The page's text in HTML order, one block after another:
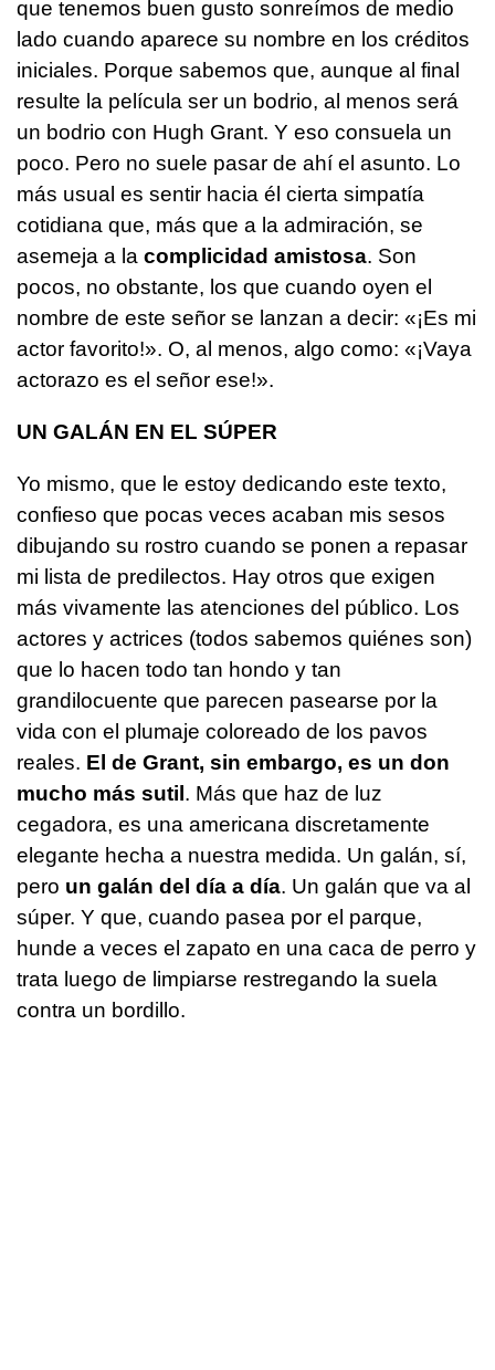
que tenemos buen gusto sonreímos de medio
lado cuando aparece su nombre en los créditos
iniciales. Porque sabemos que, aunque al final
resulte la película ser un bodrio, al menos será
un bodrio con Hugh Grant. Y eso consuela un
poco. Pero no suele pasar de ahí el asunto. Lo
más usual es sentir hacia él cierta simpatía
cotidiana que, más que a la admiración, se
asemeja a la complicidad amistosa. Son
pocos, no obstante, los que cuando oyen el
nombre de este señor se lanzan a decir: «¡Es mi
actor favorito!». O, al menos, algo como: «¡Vaya
actorazo es el señor ese!».
UN GALÁN EN EL SÚPER
Yo mismo, que le estoy dedicando este texto,
confieso que pocas veces acaban mis sesos
dibujando su rostro cuando se ponen a repasar
mi lista de predilectos. Hay otros que exigen
más vivamente las atenciones del público. Los
actores y actrices (todos sabemos quiénes son)
que lo hacen todo tan hondo y tan
grandilocuente que parecen pasearse por la
vida con el plumaje coloreado de los pavos
reales. El de Grant, sin embargo, es un don
mucho más sutil. Más que haz de luz
cegadora, es una americana discretamente
elegante hecha a nuestra medida. Un galán, sí,
pero un galán del día a día. Un galán que va al
súper. Y que, cuando pasea por el parque,
hunde a veces el zapato en una caca de perro y
trata luego de limpiarse restregando la suela
contra un bordillo.